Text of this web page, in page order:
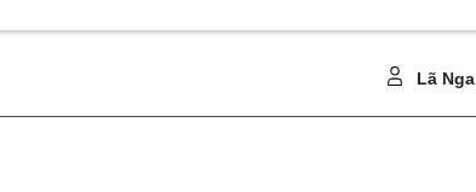
Lã Nga